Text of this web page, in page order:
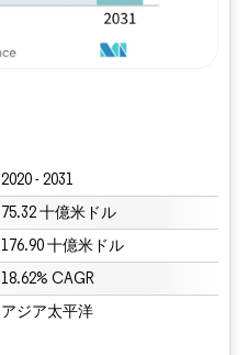
2020 - 2031
75.32 十億米ドル
176.90 十億米ドル
18.62% CAGR
アジア太平洋